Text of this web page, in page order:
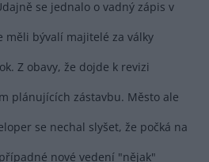
se jednalo o vadný zápis v
měli bývalí majitelé za války
Z obavy, že dojde k revizi
plánujících zástavbu. Město ale
se nechal slyšet, že počká na
nové vedení "nějak"